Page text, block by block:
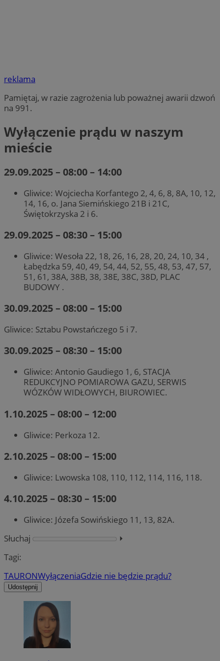
reklama
Pamiętaj, w razie zagrożenia lub poważnej awarii dzwoń
na 991.
Wyłączenie prądu w naszym
mieście
29.09.2025 – 08:00 – 14:00
Gliwice: Wojciecha Korfantego 2, 4, 6, 8, 8A, 10, 12,
14, 16, o. Jana Siemińskiego 21B i 21C,
Świętokrzyska 2 i 6.
29.09.2025 – 08:30 – 15:00
Gliwice: Wesoła 22, 18, 26, 16, 28, 20, 24, 10, 34 ,
Łabędzka 59, 40, 49, 54, 44, 52, 55, 48, 53, 47, 57,
51, 61, 38A, 38B, 38, 38E, 38C, 38D, PLAC
BUDOWY .
30.09.2025 – 08:00 – 15:00
Gliwice: Sztabu Powstańczego 5 i 7.
30.09.2025 – 08:30 – 15:00
Gliwice: Antonio Gaudiego 1, 6, STACJA
REDUKCYJNO POMIAROWA GAZU, SERWIS
WÓZKÓW WIDŁOWYCH, BIUROWIEC.
1.10.2025 – 08:00 – 12:00
Gliwice: Perkoza 12.
2.10.2025 – 08:00 – 15:00
Gliwice: Lwowska 108, 110, 112, 114, 116, 118.
4.10.2025 – 08:30 – 15:00
Gliwice: Józefa Sowińskiego 11, 13, 82A.
Słuchaj
⏵︎
Tagi:
TAURONWyłączeniaGdzie nie będzie prądu?
Udostępnij